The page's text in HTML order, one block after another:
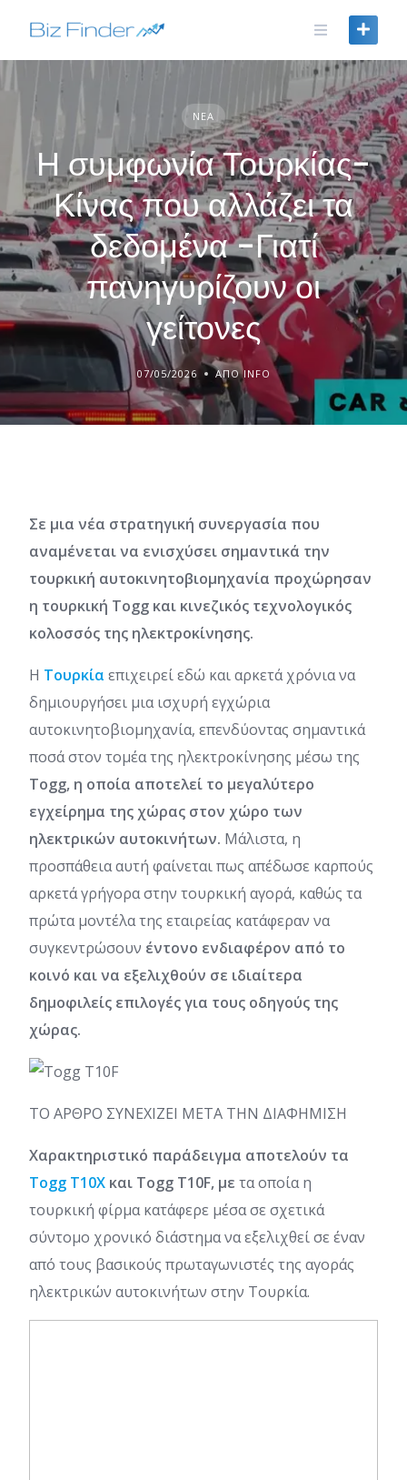
ΝΈΑ
Η συμφωνία Τουρκίας-
Κίνας που αλλάζει τα
δεδομένα -Γιατί
πανηγυρίζουν οι
γείτονες
07/05/2026 ΑΠΌ INFO
Σε μια νέα στρατηγική συνεργασία που
αναμένεται να ενισχύσει σημαντικά την
τουρκική αυτοκινητοβιομηχανία προχώρησαν
η τουρκική Togg και κινεζικός τεχνολογικός
κολοσσός της ηλεκτροκίνησης.
Η Τουρκία επιχειρεί εδώ και αρκετά χρόνια να
δημιουργήσει μια ισχυρή εγχώρια
αυτοκινητοβιομηχανία, επενδύοντας σημαντικά
ποσά στον τομέα της ηλεκτροκίνησης μέσω της
Togg, η οποία αποτελεί το μεγαλύτερο
εγχείρημα της χώρας στον χώρο των
ηλεκτρικών αυτοκινήτων. Μάλιστα, η
προσπάθεια αυτή φαίνεται πως απέδωσε καρπούς
αρκετά γρήγορα στην τουρκική αγορά, καθώς τα
πρώτα μοντέλα της εταιρείας κατάφεραν να
συγκεντρώσουν έντονο ενδιαφέρον από το
κοινό και να εξελιχθούν σε ιδιαίτερα
δημοφιλείς επιλογές για τους οδηγούς της
χώρας.
ΤΟ ΑΡΘΡΟ ΣΥΝΕΧΙΖΕΙ ΜΕΤΑ ΤΗΝ ΔΙΑΦΗΜΙΣΗ
Χαρακτηριστικό παράδειγμα αποτελούν τα
Togg T10X και Togg T10F, με τα οποία η
τουρκική φίρμα κατάφερε μέσα σε σχετικά
σύντομο χρονικό διάστημα να εξελιχθεί σε έναν
από τους βασικούς πρωταγωνιστές της αγοράς
ηλεκτρικών αυτοκινήτων στην Τουρκία.